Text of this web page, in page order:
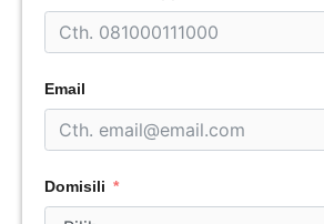
Email
Domisili